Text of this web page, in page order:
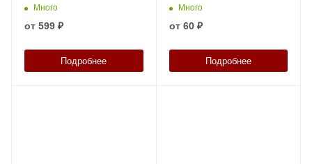
арт. ВМо 27б, код: 22079
Много
от 599 ₽
Подробнее
10, ВМо 20, ВМо 25, ВМо
27, код: 19963
Много
от 60 ₽
Подробнее